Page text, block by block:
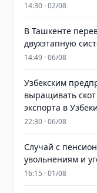
14:30 · 02/08
В Ташкенте
двухэтапную
14:49 · 06/08
Узбекским
выращивать
экспорта в
22:30 · 06/08
Случай с
увольнениям и
16:15 · 01/08